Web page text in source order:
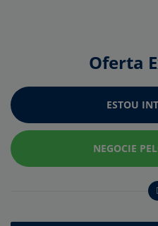
Oferta
ESTOU
NEGOCIE